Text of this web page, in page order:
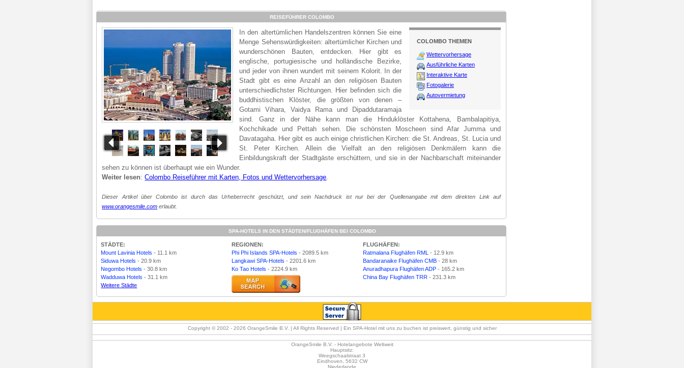
REISEFÜHRER COLOMBO
COLOMBO THEMEN
Wettervorhersage
Ausführliche Karten
Interaktive Karte
Fotogalerie
Autovermietung
In den altertümlichen Handelszentren können Sie eine
Menge Sehenswürdigkeiten: altertümlicher Kirchen und
wunderschönen Bauten, entdecken. Hier gibt es
englische, portugiesische und holländische Bezirke,
und jeder von ihnen wundert mit seinem Kolorit. In der
Stadt gibt es eine Anzahl an den religiösen Bauten
unterschiedlichster Richtungen. Hier befinden sich die
buddhistischen Klöster, die größten von denen –
Gotami Vihara, Vaidya Rama und Dipaddutaramaja
sind. Ganz in der Nähe kann man die Hinduklöster Kottahena, Bambalapitiya,
Kochchikade und Pettah sehen. Die schönsten Moscheen sind Afar Jumma und
Davatagaha. Hier gibt es auch einige christlichen Kirchen: die St. Andreas, St. Lucia und
St. Peter Kirchen. Allein die Vielfalt an den religiösen Denkmälern kann die
Einbildungskraft der Stadtgäste erschüttern, und sie in der Nachbarschaft miteinander
sehen zu können ist überhaupt wie ein Wunder.
Weiter lesen:Colombo Reiseführer mit Karten, Fotos und Wettervorhersage
Dieser Artikel über Colombo ist durch das Urheberrecht geschützt, und sein Nachdruck ist nur bei der Quellenangabe mit dem direkten Link auf
www.orangesmile.com erlaubt.
SPA-HOTELS IN DEN STÄDTEN/FLUGHÄFEN BEI COLOMBO
STÄDTE:
Mount Lavinia Hotels - 11.1 km
Siduwa Hotels - 20.9 km
Negombo Hotels - 30.8 km
Wadduwa Hotels - 31.1 km
Weitere Städte
REGIONEN:
Phi Phi Islands SPA-Hotels - 2089.5 km
Langkawi SPA-Hotels - 2201.6 km
Ko Tao Hotels - 2224.9 km
FLUGHÄFEN:
Ratmalana Flughäfen RML - 12.9 km
Bandaranaike Flughäfen CMB- 28 km
Anuradhapura Flughäfen ADP- 165.2 km
China Bay Flughäfen TRR- 231.3 km
Copyright © 2002 - 2026 OrangeSmile B.V. | All Rights Reserved | Ein SPA-Hotel mit uns zu buchen ist preiswert, günstig und sicher
OrangeSmile B.V. - Hotelangebote Weltweit
Hauptsitz:
Weegschaalstraat 3
Eindhoven
5632 CW
Niederlande